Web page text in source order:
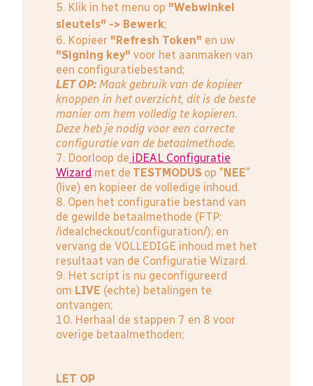
5. Klik in het menu op "Webwinkel
sleutels" -> Bewerk;
6. Kopieer "Refresh Token" en uw
"Signing key" voor het aanmaken van
een configuratiebestand;
LET OP: Maak gebruik van de kopieer
knoppen in het overzicht, dit is de beste
manier om hem volledig te kopieren.
Deze heb je nodig voor een correcte
configuratie van de betaalmethode.
7. Doorloop de iDEAL Configuratie
Wizard met de TESTMODUS op " NEE"
(live) en kopieer de volledige inhoud.
8. Open het configuratie bestand van
de gewilde betaalmethode (FTP:
/idealcheckout/configuration/); en
vervang de VOLLEDIGE inhoud met het
resultaat van de Configuratie Wizard.
9. Het script is nu geconfigureerd
om LIVE (echte) betalingen te
ontvangen;
10. Herhaal de stappen 7 en 8 voor
overige betaalmethoden;
LET OP